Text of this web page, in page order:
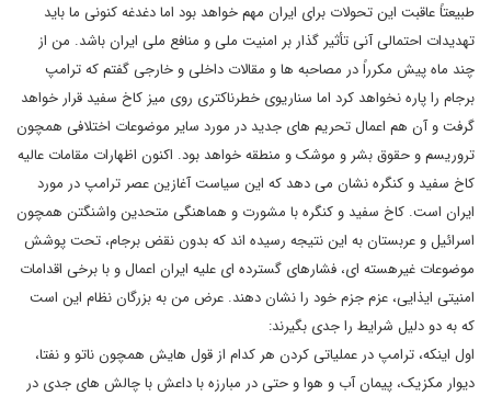
طبیعتاً عاقبت این تحولات برای ایران مهم خواهد بود اما دغدغه کنونی ما باید
تهدیدات احتمالی آنی تأثیر گذار بر امنیت ملی و منافع ملی ایران باشد. من از
چند ماه پیش مکرراً در مصاحبه ها و مقالات داخلی و خارجی گفتم که ترامپ
برجام را پاره نخواهد کرد اما سناریوی خطرناکتری روی میز کاخ سفید قرار خواهد
گرفت و آن هم اعمال تحریم های جدید در مورد سایر موضوعات اختلافی همچون
تروریسم و حقوق بشر و موشک و منطقه خواهد بود. اکنون اظهارات مقامات عالیه
کاخ سفید و کنگره نشان می دهد که این سیاست آغازین عصر ترامپ در مورد
ایران است. کاخ سفید و کنگره با مشورت و هماهنگی متحدین واشنگتن همچون
اسرائیل و عربستان به این نتیجه رسیده اند که بدون نقض برجام، تحت پوشش
موضوعات غیرهسته ای، فشارهای گسترده ای علیه ایران اعمال و با برخی اقدامات
امنیتی ایذایی، عزم جزم خود را نشان دهند. عرض من به بزرگان نظام این است
که به دو دلیل شرایط را جدی بگیرند:
اول اینکه، ترامپ در عملیاتی کردن هر کدام از قول هایش همچون ناتو و نفتا،
دیوار مکزیک، پیمان آب و هوا و حتی در مبارزه با داعش با چالش های جدی در